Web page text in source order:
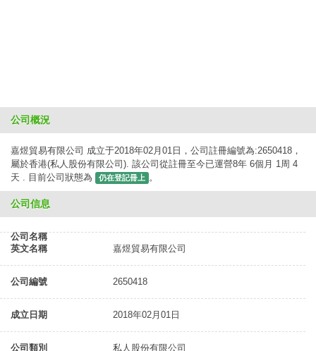
公司概況
嘉煜貿易有限公司 成立于2018年02月01日，公司註冊編號為:2650418，
屬於香港(私人股份有限公司). 該公司從註冊至今已運營8年 6個月 1周 4
天 . 目前公司狀態為
仍在登記冊上 。
公司信息
公司名稱
英文名稱
嘉煜貿易有限公司
公司編號 2650418
成立日期 2018年02月01日
公司類別 私人股份有限公司